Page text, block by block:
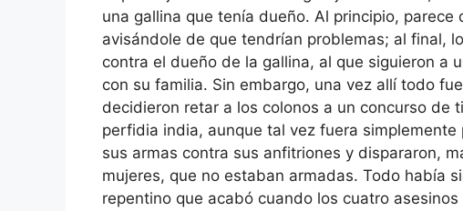
una gallina que tenía dueño. Al principio,
avisándole de que tendrían problemas; al final,
contra el dueño de la gallina, al que siguieron a
con su familia. Sin embargo, una vez allí todo
decidieron retar a los colonos a un concurso de
perfidia india, aunque tal vez fuera
sus armas contra sus anfitriones y dispararon,
mujeres, que no estaban armadas. Todo había
repentino que acabó cuando los cuatro